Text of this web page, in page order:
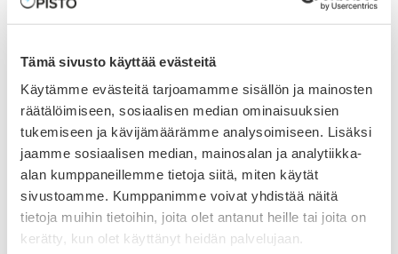
Tämä sivusto käyttää evästeitä
Käytämme evästeitä tarjoamamme sisällön ja mainosten
räätälöimiseen, sosiaalisen median ominaisuuksien
tukemiseen ja kävijämäärämme analysoimiseen. Lisäksi
jaamme sosiaalisen median, mainosalan ja analytiikka-
alan kumppaneillemme tietoja siitä, miten käytät
sivustoamme. Kumppanimme voivat yhdistää näitä
tietoja muihin tietoihin, joita olet antanut heille tai joita on
kerätty, kun olet käyttänyt heidän palvelujaan.
tammikuu 2021
joulukuu 2020
marraskuu 2020
lokakuu 2020
syyskuu 2020
heinäkuu 2020
kesäkuu 2020
toukokuu 2020
huhtikuu 2020